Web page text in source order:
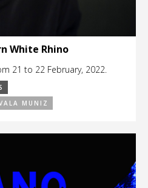
White Rhino
21 to 22 February, 2022.
MUNIZ